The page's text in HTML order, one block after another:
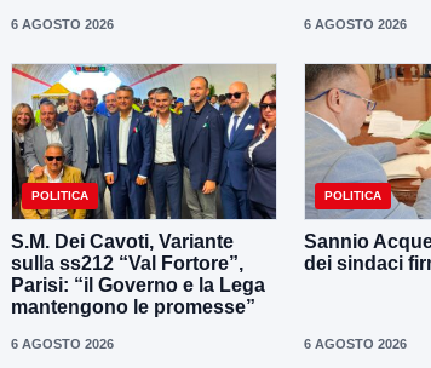
6 AGOSTO 2026 6 AGOSTO 2026
POLITICA
S.M. Dei Cavoti, Variante
sulla ss212 “Val Fortore”,
Parisi: “il Governo e la Lega
mantengono le promesse”
6 AGOSTO 2026
POLITICA
Sannio
dei sindaci
6 AGOSTO 2026